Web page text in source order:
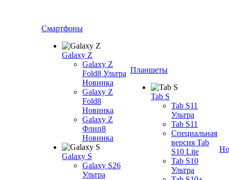
Смартфоны
Galaxy Z
Galaxy Z
Fold8 Ультра
Новинка
Galaxy Z
Fold8
Новинка
Galaxy Z
Флип8
Новинка
Galaxy S
Galaxy S26
Ультра
Планшеты
Tab S
Tab S11
Ультра
Tab S11
Специальная
версия Tab
S10 Lite
Tab S10
Ультра